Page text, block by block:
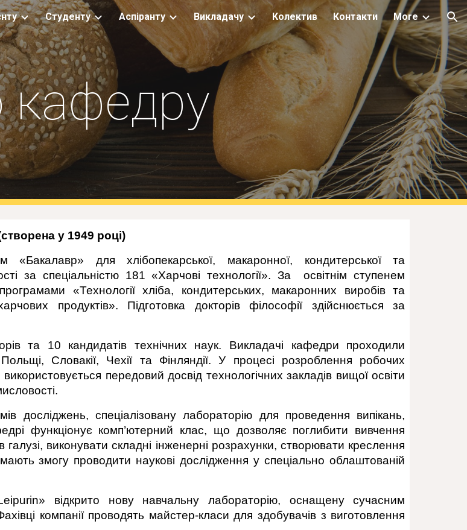
Skip to navigation
Студенту Аспіранту Викладачу Колектив Контакти More
у 1949 році)
для хлібопекарської, макаронної, кондитерської та
за спеціальністю 181 «Харчові технології». За освітнім ступенем
«Технології хліба, кондитерських, макаронних виробів та
продуктів». Підготовка докторів філософії здійснюється за
та 10 кандидатів технічних наук. Викладачі кафедри проходили
Словакії, Чехії та Фінляндії. У процесі розроблення робочих
передовий досвід технологічних закладів вищої освіти
досліджень, спеціалізовану лабораторію для проведення випікань,
функціонує комп’ютерний клас, що дозволяє поглибити вивчення
галузі, виконувати складні інженерні розрахунки, створювати креслення
змогу проводити наукові дослідження у спеціально облаштованій
відкрито нову навчальну лабораторію, оснащену сучасним
компанії проводять майстер-класи для здобувачів з виготовлення